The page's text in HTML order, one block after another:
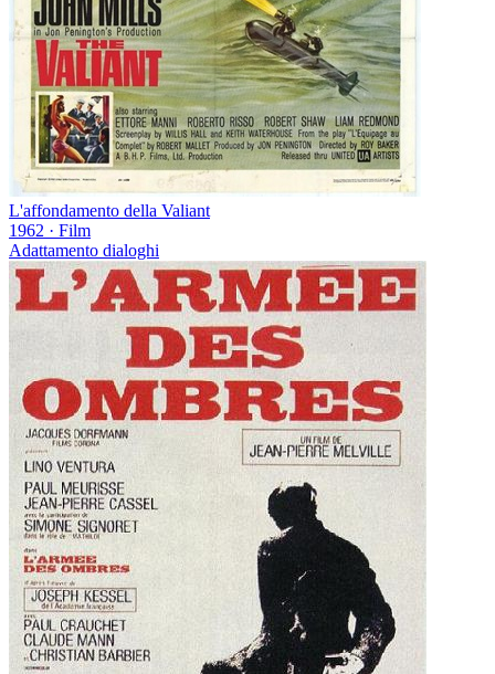
L'affondamento della Valiant
1962 · Film
Adattamento dialoghi